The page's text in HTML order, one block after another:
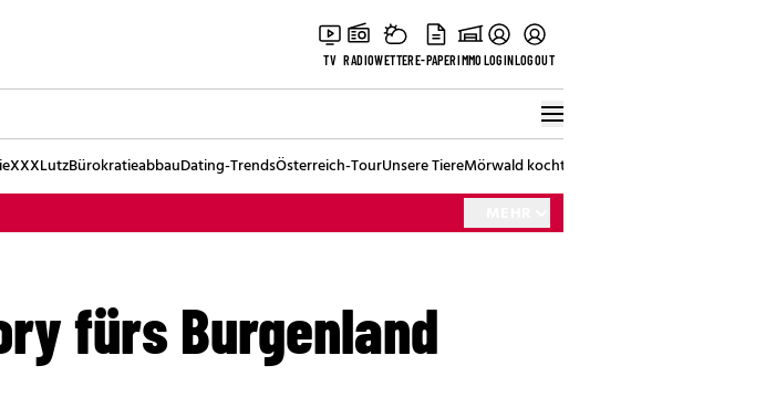
TV RADIOWETTERE-PAPERIMMOLOGINLOGOUT
XXXLutzBürokratieabbauDating-TrendsÖsterreich-TourUnsere TiereMörwald kocht
fürs Burgenland